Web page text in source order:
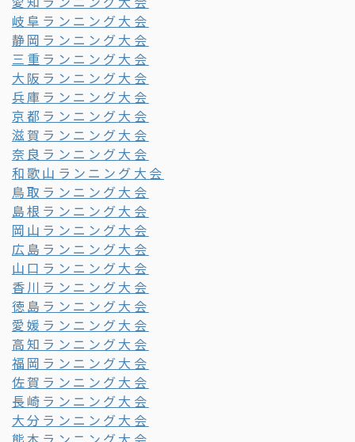
岐阜ランニング大会
静岡ランニング大会
三重ランニング大会
大阪ランニング大会
兵庫ランニング大会
京都ランニング大会
滋賀ランニング大会
奈良ランニング大会
和歌山ランニング大会
鳥取ランニング大会
島根ランニング大会
岡山ランニング大会
広島ランニング大会
山口ランニング大会
香川ランニング大会
徳島ランニング大会
愛媛ランニング大会
高知ランニング大会
福岡ランニング大会
佐賀ランニング大会
長崎ランニング大会
大分ランニング大会